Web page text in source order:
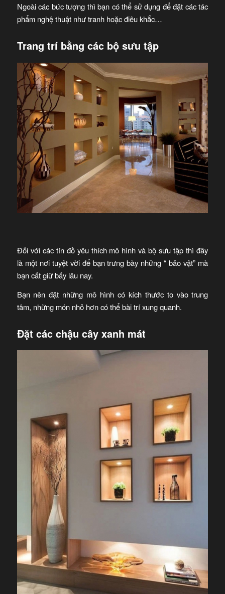
Ngoài các bức tượng thì bạn có thể sử dụng để đặt các tác
phẩm nghệ thuật như tranh hoặc điêu khắc…
Trang trí bằng các bộ sưu tập
Đối với các tín đồ yêu thích mô hình và bộ sưu tập thì đây
là một nơi tuyệt vời để bạn trưng bày những “ bảo vật” mà
bạn cất giữ bấy lâu nay.
Bạn nên đặt những mô hình có kích thước to vào trung
tâm, những món nhỏ hơn có thể bài trí xung quanh.
Đặt các chậu cây xanh mát